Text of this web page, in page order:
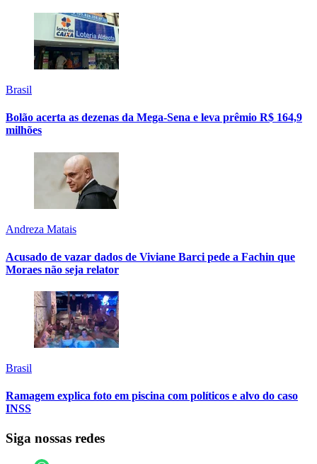
Brasil
Bolão acerta as dezenas da Mega-Sena e leva prêmio R$ 164,9
milhões
Andreza Matais
Acusado de vazar dados de Viviane Barci pede a Fachin que
Moraes não seja relator
Brasil
Ramagem explica foto em piscina com políticos e alvo do caso
INSS
Siga nossas redes